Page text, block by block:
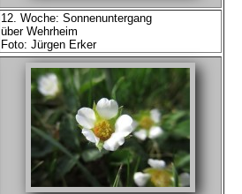
12. Woche: Sonnenuntergang
über Wehrheim
Foto: Jürgen Erker